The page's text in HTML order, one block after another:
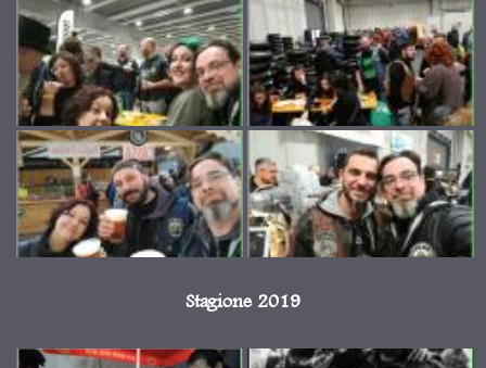
Stagione 2019